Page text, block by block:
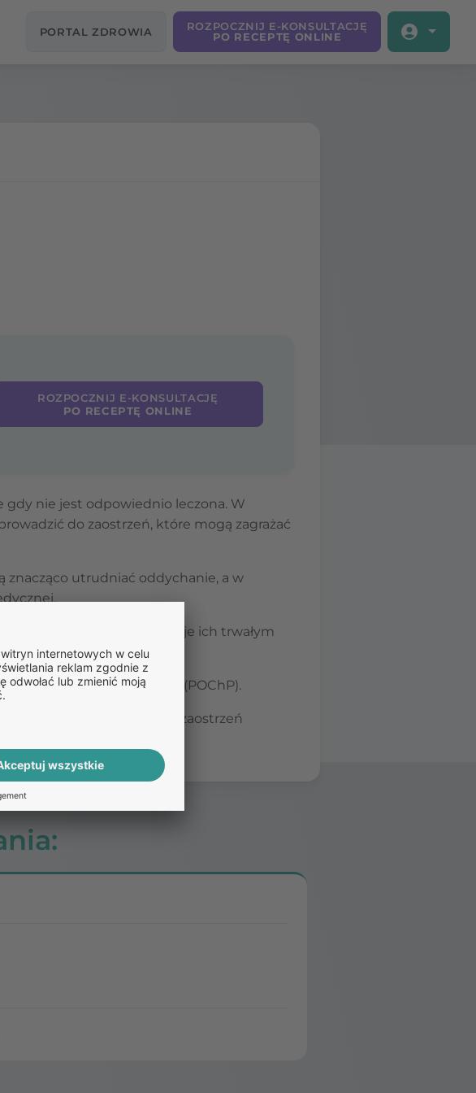
PORTAL ZDROWIA
ROZPOCZNIJ E-KONSULTACJĘ
PO RECEPTĘ ONLINE
ROZPOCZNIJ E-KONSULTACJĘ
PO RECEPTĘ ONLINE
gdy nie jest odpowiednio leczona. W
do zaostrzeń, które mogą zagrażać
znacząco utrudniać oddychanie, a w
oddechowych, co skutkuje ich trwałym
obturacyjnej choroby płuc (POChP).
a ryzyko groźnych zaostrzeń